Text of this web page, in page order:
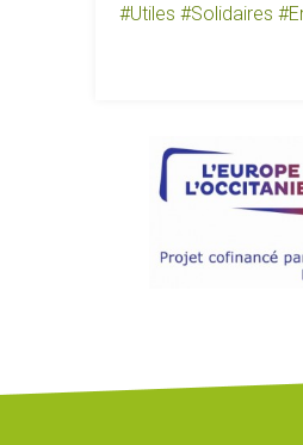
#Utiles #Solidaires #